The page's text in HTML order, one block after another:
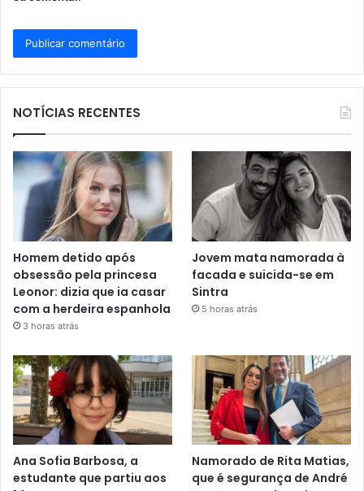
NOTÍCIAS RECENTES
Homem detido após
obsessão pela princesa
Leonor: dizia que ia casar
com a herdeira espanhola
3 horas atrás
Jovem mata namorada à
facada e suicida-se em
Sintra
5 horas atrás
Ana Sofia Barbosa, a
estudante que partiu aos
Namorado de Rita Matias,
que é segurança de André